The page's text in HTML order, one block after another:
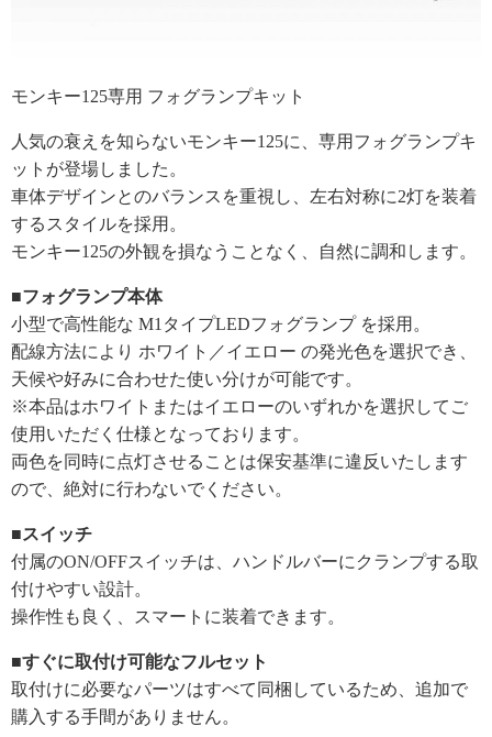
モンキー125専用 フォグランプキット
人気の衰えを知らないモンキー125に、専用フォグランプキ
ットが登場しました。
車体デザインとのバランスを重視し、左右対称に2灯を装着
するスタイルを採用。
モンキー125の外観を損なうことなく、自然に調和します。
■フォグランプ本体
小型で高性能な M1タイプLEDフォグランプ を採用。
配線方法により ホワイト／イエロー の発光色を選択でき、
天候や好みに合わせた使い分けが可能です。
※本品はホワイトまたはイエローのいずれかを選択してご
使用いただく仕様となっております。
両色を同時に点灯させることは保安基準に違反いたします
ので、絶対に行わないでください。
■スイッチ
付属のON/OFFスイッチは、ハンドルバーにクランプする取
付けやすい設計。
操作性も良く、スマートに装着できます。
■すぐに取付け可能なフルセット
取付けに必要なパーツはすべて同梱しているため、追加で
購入する手間がありません。